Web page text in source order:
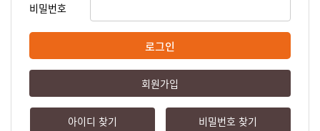
비밀번호
로그인
회원가입
아이디 찾기 비밀번호 찾기